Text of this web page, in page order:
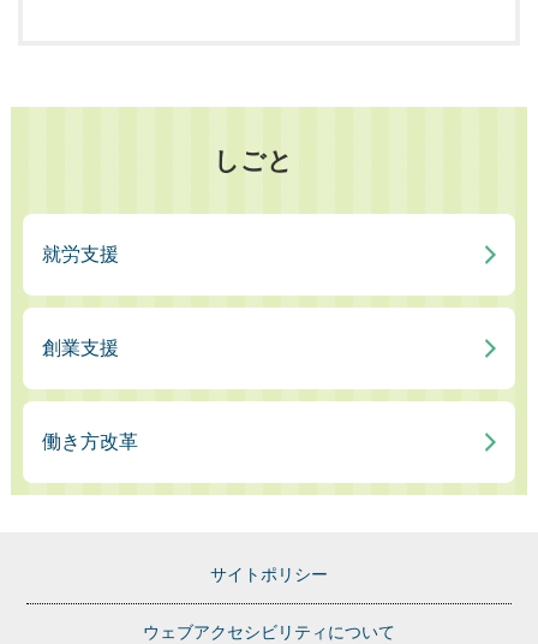
しごと
就労支援
創業支援
働き方改革
サイトポリシー
ウェブアクセシビリティについて